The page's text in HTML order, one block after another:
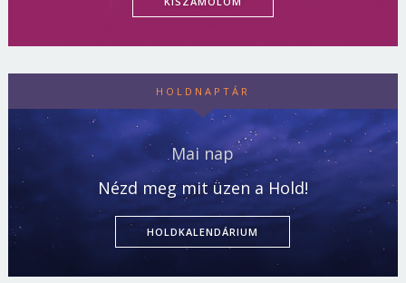
HOLDNAPTÁR
Mai nap
Nézd meg mit üzen a Hold!
HOLDKALENDÁRIUM